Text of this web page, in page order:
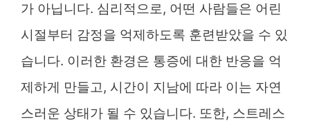
가 아닙니다. 심리적으로, 어떤 사람들은 어린
시절부터 감정을 억제하도록 훈련받았을 수 있
습니다. 이러한 환경은 통증에 대한 반응을 억
제하게 만들고, 시간이 지남에 따라 이는 자연
스러운 상태가 될 수 있습니다. 또한, 스트레스